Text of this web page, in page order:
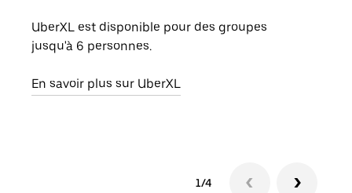
UberXL est disponible pour des groupes
jusqu'à 6 personnes.
En savoir plus sur UberXL
1/4